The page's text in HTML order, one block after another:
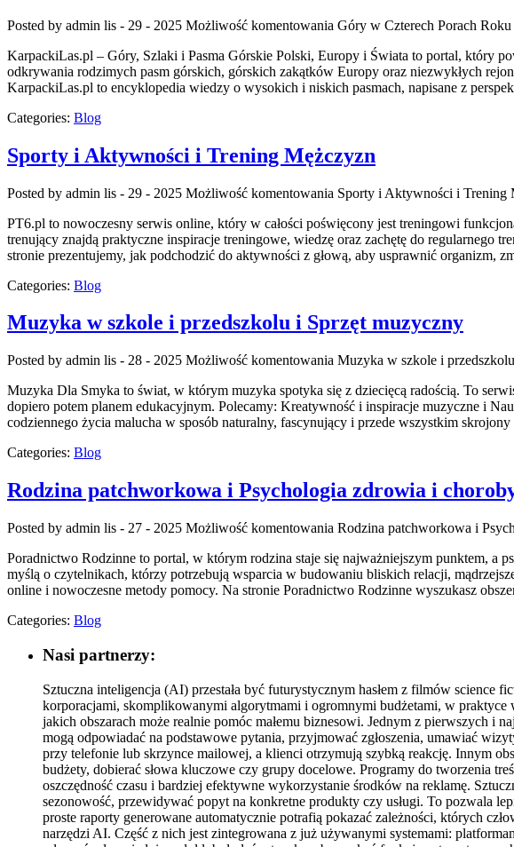
Posted by admin lis - 29 - 2025 Możliwość komentowania Góry w Czterech Porach Roku
KarpackiLas.pl – Góry, Szlaki i Pasma Górskie Polski, Europy i Świata to portal, który
odkrywania rodzimych pasm górskich, górskich zakątków Europy oraz niezwykłych
KarpackiLas.pl to encyklopedia wiedzy o wysokich i niskich pasmach, napisane z
Categories: Blog
Sporty i Aktywności i Trening Mężczyzn
Posted by admin lis - 29 - 2025 Możliwość komentowania Sporty i Aktywności i Trening
PT6.pl to nowoczesny serwis online, który w całości poświęcony jest treningowi
trenujący znajdą praktyczne inspiracje treningowe, wiedzę oraz zachętę do
stronie prezentujemy, jak podchodzić do aktywności z głową, aby usprawnić organizm,
Categories: Blog
Muzyka w szkole i przedszkolu i Sprzęt muzyczny
Posted by admin lis - 28 - 2025 Możliwość komentowania Muzyka w szkole i
Muzyka Dla Smyka to świat, w którym muzyka spotyka się z dziecięcą radością. To
dopiero potem planem edukacyjnym. Polecamy: Kreatywność i inspiracje muzyczne i
codziennego życia malucha w sposób naturalny, fascynujący i przede wszystkim
Categories: Blog
Rodzina patchworkowa i Psychologia zdrowia i
Posted by admin lis - 27 - 2025 Możliwość komentowania Rodzina patchworkowa i
Poradnictwo Rodzinne to portal, w którym rodzina staje się najważniejszym punktem, a
myślą o czytelnikach, którzy potrzebują wsparcia w budowaniu bliskich relacji,
online i nowoczesne metody pomocy. Na stronie Poradnictwo Rodzinne wyszukasz
Categories: Blog
Nasi partnerzy:
Sztuczna inteligencja (AI) przestała być futurystycznym hasłem z filmów science
korporacjami, skomplikowanymi algorytmami i ogromnymi budżetami, w
jakich obszarach może realnie pomóc małemu biznesowi. Jednym z pierwszych i
mogą odpowiadać na podstawowe pytania, przyjmować zgłoszenia, umawiać
przy telefonie lub skrzynce mailowej, a klienci otrzymują szybką reakcję. Innym
budżety, dobierać słowa kluczowe czy grupy docelowe. Programy do tworzenia
oszczędność czasu i bardziej efektywne wykorzystanie środków na reklamę.
sezonowość, przewidywać popyt na konkretne produkty czy usługi. To pozwala
proste raporty generowane automatycznie potrafią pokazać zależności, których
narzędzi AI. Część z nich jest zintegrowana z już używanymi systemami: